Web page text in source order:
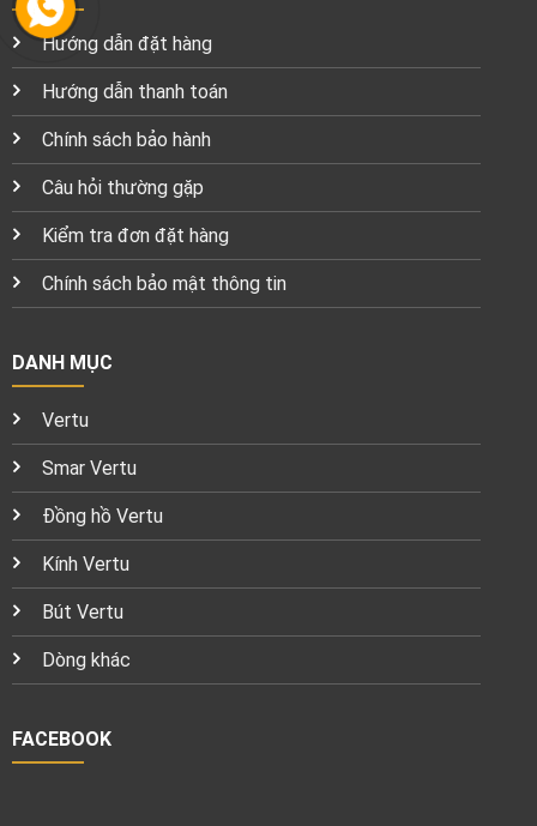
Hướng dẫn đặt hàng
Hướng dẫn thanh toán
Chính sách bảo hành
Câu hỏi thường gặp
Kiểm tra đơn đặt hàng
Chính sách bảo mật thông tin
DANH MỤC
Vertu
Smar Vertu
Đồng hồ Vertu
Kính Vertu
Bút Vertu
Dòng khác
FACEBOOK